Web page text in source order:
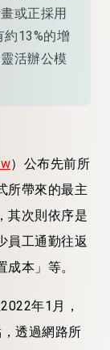
或正採用
13%的增
活辦公模
）公布先前所
所帶來的最主
其次則依序是
員工通勤往返
本」等。
年1月，
透過網路所